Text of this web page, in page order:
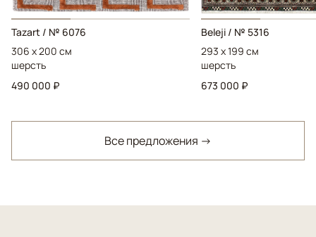
Tazart / № 6076
306 x 200 см
шерсть
490 000 ₽
Beleji / № 5316
293 x 199 см
шерсть
673 000 ₽
Все предложения →